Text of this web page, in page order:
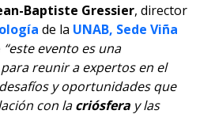
Baptiste Gressier, director
de la UNAB, Sede Viña
“este evento es una
reunir a expertos en el
y oportunidades que
con lacriósfera y las